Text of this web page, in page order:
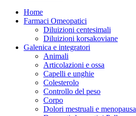
Home
Farmaci Omeopatici
Diluizioni centesimali
Diluizioni korsakoviane
Galenica e integratori
Animali
Articolazioni e ossa
Capelli e unghie
Colesterolo
Controllo del peso
Corpo
Dolori mestruali e menopausa